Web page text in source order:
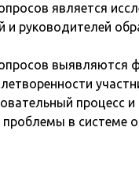
является
руководителей
процесс
в системе